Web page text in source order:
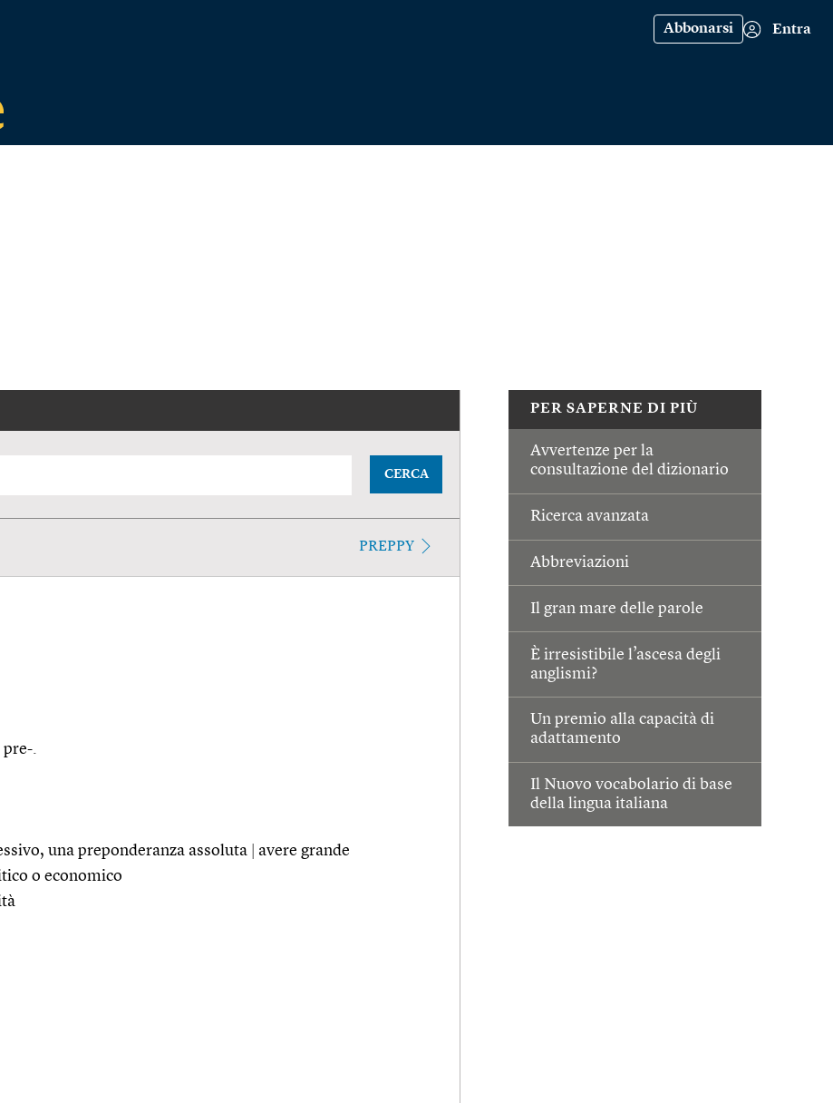
Abbonarsi Entra
PER SAPERNE DI PIÙ
Avvertenze per la
consultazione del dizionario
Ricerca avanzata
Abbreviazioni
Il gran mare delle parole
È irresistibile l’ascesa degli
anglismi?
Un premio alla capacità di
adattamento
Il Nuovo vocabolario di base
della lingua italiana
CERCA
PREPPY
pre-.
una preponderanza assoluta
avere grande
o economico